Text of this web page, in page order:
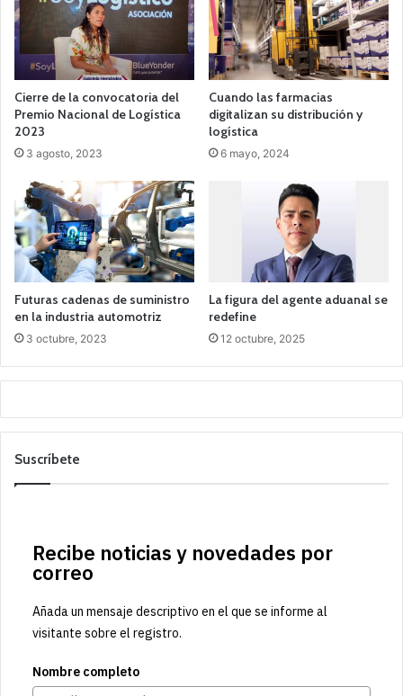
Cierre de la convocatoria del
Premio Nacional de Logística
2023
3 agosto, 2023
Cuando las farmacias
digitalizan su distribución y
logística
6 mayo, 2024
Futuras cadenas de suministro
en la industria automotriz
3 octubre, 2023
La figura del agente aduanal se
redefine
12 octubre, 2025
Suscríbete
Recibe noticias y novedades por
correo
Añada un mensaje descriptivo en el que se informe al
visitante sobre el registro.
Nombre completo